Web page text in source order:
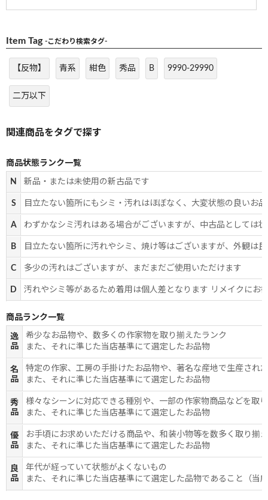
Item Tag -こだわり検索タグ-
【反物】 青系 紺色 秀品 B 9990-29990
二万以下
商品状態ランク一覧
N 新品・または未使用の新古品です
S 目立たない箇所にもシミ・汚れはほぼなく、大変状態の良いお
A わずかなシミ汚れはある場合がございますが、中古品としては
B 目立たない箇所に汚れやシミ、焼け等はございますが、外観は
C 多少の汚れはございますが、まだまだご使用いただけます
D 汚れやシミ等があるため着用は個人差となります リメイクにお
商品ランク一覧
逸
品
希少なお品物や、数多くの作家物を取り揃えたランク
また、それに準じた当店基準にて選定したお品物
名
品
特定の作家、工房の手掛けたお品物や、著名な産地で生産され
また、それに準じた当店基準にて選定したお品物
秀
品
様々なシーンに対応できる種別や、一部の作家物商品などを取
また、それに準じた当店基準にて選定したお品物
優
品
お手頃にお求めいただける商品や、和装小物等を数多く取り揃
また、それに準じた当店基準にて選定したお品物
良
品
年代が経っていて状態がよくないもの
また、それに準じた当店基準にて選定した品物であること（当